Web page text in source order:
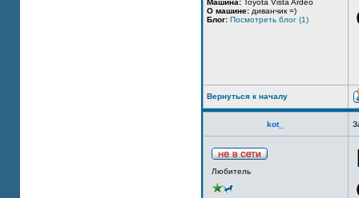
Машина: Toyota Vista Ardeo
О машине: диванчик =)
Блог: Посмотреть блог (1)
Вернуться к началу
kot_
Любитель